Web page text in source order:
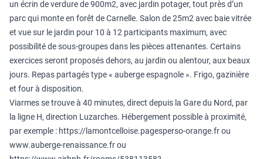
un écrin de verdure de 900m2, avec jardin potager, tout près d’un
parc qui monte en forêt de Carnelle. Salon de 25m2 avec baie vitrée
et vue sur le jardin pour 10 à 12 participants maximum, avec
possibilité de sous-groupes dans les pièces attenantes. Certains
exercices seront proposés dehors, au jardin ou alentour, aux beaux
jours. Repas partagés type « auberge espagnole ». Frigo, gazinière
et four à disposition.
Viarmes se trouve à 40 minutes, direct depuis la Gare du Nord, par
la ligne H, direction Luzarches. Hébergement possible à proximité,
par exemple : https://lamontcelloise.pagesperso-orange.fr ou
www.auberge-renaissance.fr ou